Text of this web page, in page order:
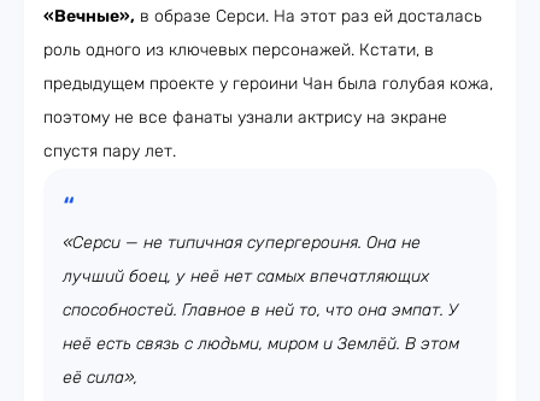
«Вечные», в образе Серси. На этот раз ей досталась
роль одного из ключевых персонажей. Кстати, в
предыдущем проекте у героини Чан была голубая кожа,
поэтому не все фанаты узнали актрису на экране
спустя пару лет.
«Серси — не типичная супергероиня. Она не
лучший боец, у неё нет самых впечатляющих
способностей. Главное в ней то, что она эмпат. У
неё есть связь с людьми, миром и Землёй. В этом
её сила»,